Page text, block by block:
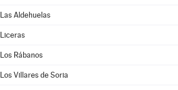
Las Aldehuelas
Liceras
Los Rábanos
Los Villares de Soria